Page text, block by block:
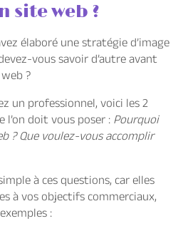
site web ?
élaboré une stratégie d’image
vous savoir d’autre avant
?
un professionnel, voici les 2
l’on doit vous poser :Pourquoi
? Que voulez-vous accomplir
à ces questions, car elles
à vos objectifs commerciaux,
: